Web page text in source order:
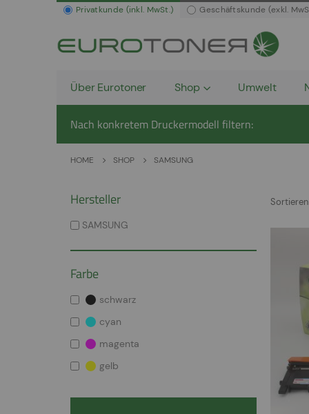
Privatkunde (inkl. MwSt.) Geschäftskunde (exkl.
Über Eurotoner Shop Umwelt
Nach konkretem Druckermodell filtern:
HOME SHOP SAMSUNG
Hersteller
SAMSUNG
Farbe
schwarz
cyan
magenta
gelb